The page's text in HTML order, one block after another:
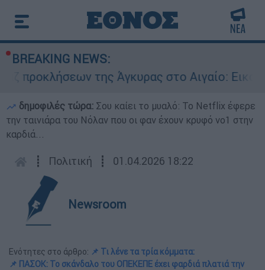
BREAKING NEWS:
της Άγκυρας στο Αιγαίο: Εικονική
δημοφιλές τώρα: Σου καίει το μυαλό: Το Netflix έφερε
την ταινιάρα του Νόλαν που οι φαν έχουν κρυφό νο1 στην
καρδιά...
┋ Πολιτική ┋ 01.04.2026 18:22
Newsroom
Ενότητες στο άρθρο: 📌 Τι λένε τα τρία κόμματα:
📌 ΠΑΣΟΚ: Το σκάνδαλο του ΟΠΕΚΕΠΕ έχει φαρδιά πλατιά την